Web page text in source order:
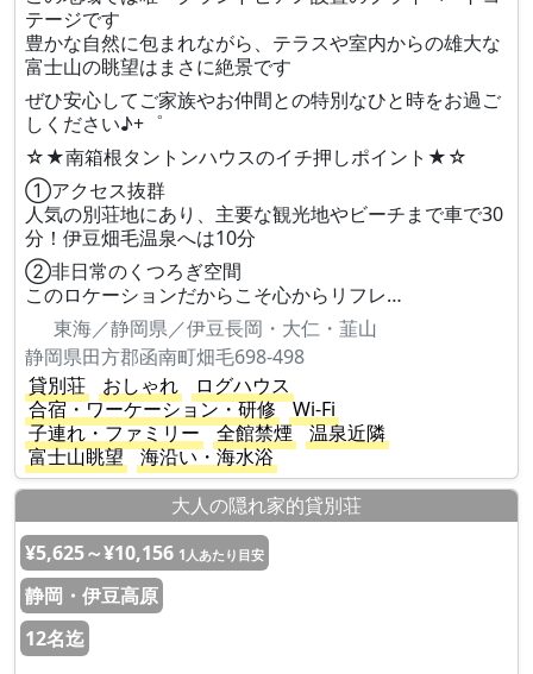
テージです
豊かな自然に包まれながら、テラスや室内からの雄大な
富士山の眺望はまさに絶景です
ぜひ安心してご家族やお仲間との特別なひと時をお過ご
しください♪+゜
☆★南箱根タントンハウスのイチ押しポイント★☆
①アクセス抜群
人気の別荘地にあり、主要な観光地やビーチまで車で30
分！伊豆畑毛温泉へは10分
②非日常のくつろぎ空間
このロケーションだからこそ心からリフレ…
東海／静岡県／伊豆長岡・大仁・韮山
静岡県田方郡函南町畑毛698-498
貸別荘
おしゃれ
ログハウス
合宿・ワーケーション・研修
Wi-Fi
子連れ・ファミリー
全館禁煙
温泉近隣
富士山眺望
海沿い・海水浴
大人の隠れ家的貸別荘
¥5,625～¥10,156 1人あたり目安
静岡・伊豆高原
12名迄